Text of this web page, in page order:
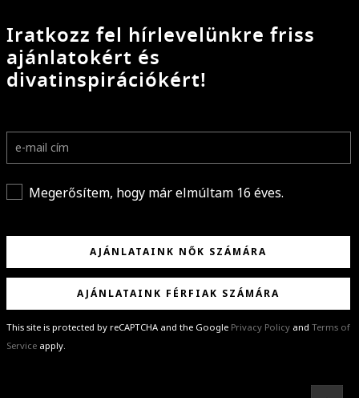
Iratkozz fel hírlevelünkre friss
ajánlatokért és
divatinspirációkért!
Megerősítem, hogy már elmúltam 16 éves.
AJÁNLATAINK NŐK SZÁMÁRA
AJÁNLATAINK FÉRFIAK SZÁMÁRA
This site is protected by reCAPTCHA and the Google Privacy Policy and Terms of
Service apply.